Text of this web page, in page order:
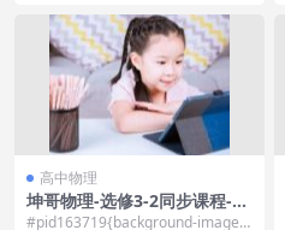
高中物理
坤哥物理-选修3-2同步课程-1
1.07G-带讲义-25盘币
#pid163719{background-image:u